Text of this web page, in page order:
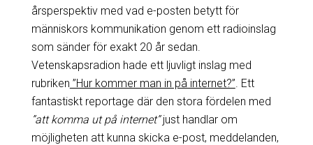
årsperspektiv med vad e-posten betytt för
människors kommunikation genom ett radioinslag
som sänder för exakt 20 år sedan.
Vetenskapsradion hade ett ljuvligt inslag med
rubriken ”Hur kommer man in på internet?” . Ett
fantastiskt reportage där den stora fördelen med
”att komma ut på internet”just handlar om
möjligheten att kunna skicka e-post, meddelanden,